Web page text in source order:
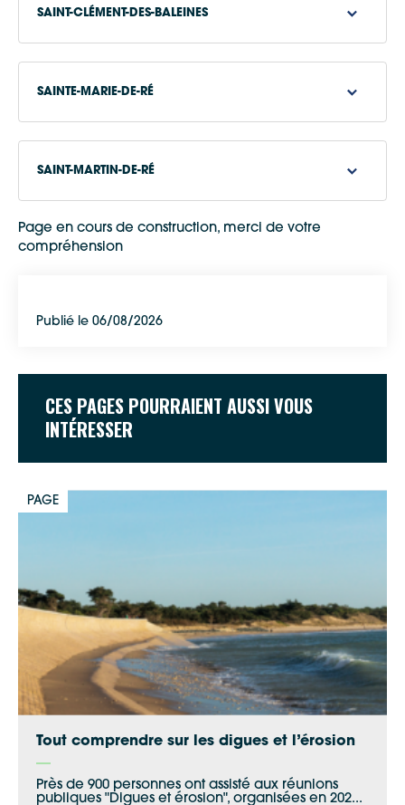
CES PAGES POURRAIENT AUSSI VOUS
INTÉRESSER
PAGE
Tout comprendre sur les digues et l’érosion
Près de 900 personnes ont assisté aux réunions
publiques "Digues et érosion", organisées en 202...
SAINT-CLÉMENT-DES-BALEINES
SAINTE-MARIE-DE-RÉ
SAINT-MARTIN-DE-RÉ
DICRiM de Saint-Martin-de-Ré
Page en cours de construction, merci de votre
compréhension
Publié le 06/08/2026